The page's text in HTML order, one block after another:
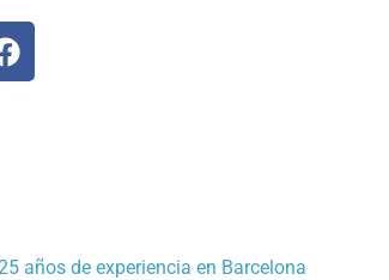
años de experiencia en Barcelona